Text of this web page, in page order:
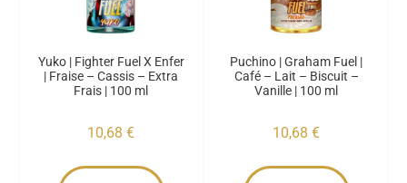
Yuko | Fighter Fuel X Enfer
| Fraise – Cassis – Extra
Frais | 100 ml
10,68 €
Puchino | Graham Fuel |
Café – Lait – Biscuit –
Vanille | 100 ml
10,68 €